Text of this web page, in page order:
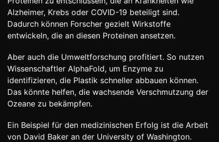
Alzheimer, Krebs oder COVID-19 beteiligt sind.
Dadurch können Forscher gezielt Wirkstoffe
entwickeln, die an diesen Proteinen ansetzen.
Aber auch die Umweltforschung profitiert. So nutzen
Wissenschaftler AlphaFold, um Enzyme zu
identifizieren, die Plastik schneller abbauen können.
Das könnte helfen, die wachsende Verschmutzung der
Ozeane zu bekämpfen.
Ein Beispiel für den medizinischen Erfolg ist die Arbeit
von David Baker an der University of Washington.